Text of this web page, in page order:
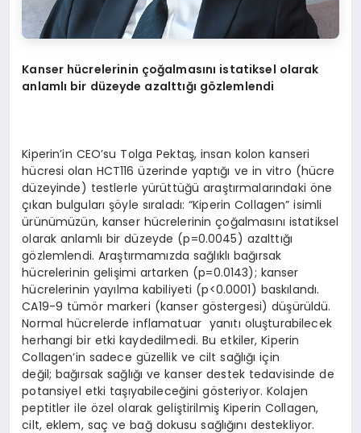
Kanser hücrelerinin çoğalmasını istatiksel olarak
anlamlı bir düzeyde azalttığı gözlemlendi
Kiperin’in CEO’su Tolga Pektaş, insan kolon kanseri
hücresi olan HCT116 üzerinde yaptığı ve in vitro (hücre
düzeyinde) testlerle yürüttüğü araştırmalarındaki öne
çıkan bulguları şöyle sıraladı: “Kiperin Collagen” isimli
ürünümüzün, kanser hücrelerinin çoğalmasını istatiksel
olarak anlamlı bir düzeyde (p=0.0045) azalttığı
gözlemlendi. Araştırmamızda sağlıklı bağırsak
hücrelerinin gelişimi artarken (p=0.0143); kanser
hücrelerinin yayılma kabiliyeti (p<0.0001) baskılandı.
CA19-9 tümör markeri (kanser göstergesi) düşürüldü.
Normal hücrelerde inflamatuar yanıtı oluşturabilecek
herhangi bir etki kaydedilmedi. Bu etkiler, Kiperin
Collagen’in sadece güzellik ve cilt sağlığı için
değil; bağırsak sağlığı ve kanser destek tedavisinde de
potansiyel etki taşıyabileceğini gösteriyor. Kolajen
peptitler ile özel olarak geliştirilmiş Kiperin Collagen,
cilt, eklem, saç ve bağ dokusu sağlığını destekliyor.